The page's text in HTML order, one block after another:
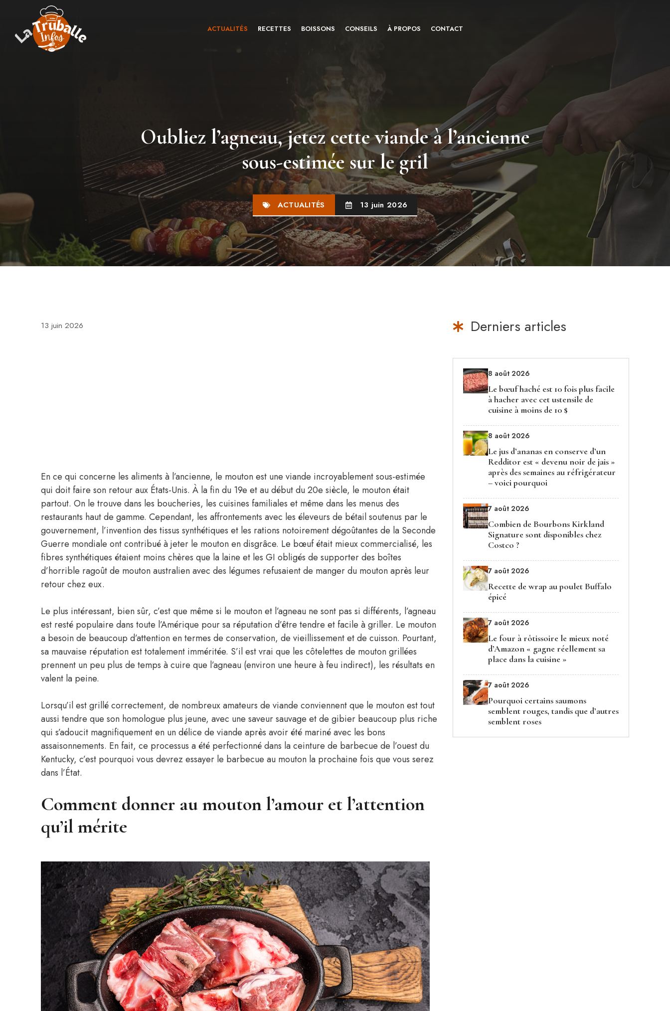
contenu
ACTUALITÉS RECETTES BOISSONS CONSEILS À PROPOS CONTACT
Oubliez l’agneau, jetez cette viande à l’ancienne
sous-estimée sur le gril
ACTUALITÉS 13 juin 2026
13 juin 2026
En ce qui concerne les aliments à l’ancienne, le mouton est une viande incroyablement sous-estimée
qui doit faire son retour aux États-Unis. À la fin du 19e et au début du 20e siècle, le mouton était
partout. On le trouve dans les boucheries, les cuisines familiales et même dans les menus des
restaurants haut de gamme. Cependant, les affrontements avec les éleveurs de bétail soutenus par le
gouvernement, l’invention des tissus synthétiques et les rations notoirement dégoûtantes de la Seconde
Guerre mondiale ont contribué à jeter le mouton en disgrâce. Le bœuf était mieux commercialisé, les
fibres synthétiques étaient moins chères que la laine et les GI obligés de supporter des boîtes
d’horrible ragoût de mouton australien avec des légumes refusaient de manger du mouton après leur
retour chez eux.
Le plus intéressant, bien sûr, c’est que même si le mouton et l’agneau ne sont pas si différents, l’agneau
est resté populaire dans toute l’Amérique pour sa réputation d’être tendre et facile à griller. Le mouton
a besoin de beaucoup d’attention en termes de conservation, de vieillissement et de cuisson. Pourtant,
sa mauvaise réputation est totalement imméritée. S’il est vrai que les côtelettes de mouton grillées
prennent un peu plus de temps à cuire que l’agneau (environ une heure à feu indirect), les résultats en
valent la peine.
Lorsqu’il est grillé correctement, de nombreux amateurs de viande conviennent que le mouton est tout
aussi tendre que son homologue plus jeune, avec une saveur sauvage et de gibier beaucoup plus riche
qui s’adoucit magnifiquement en un délice de viande après avoir été mariné avec les bons
assaisonnements. En fait, ce processus a été perfectionné dans la ceinture de barbecue de l’ouest du
Kentucky, c’est pourquoi vous devrez essayer le barbecue au mouton la prochaine fois que vous serez
dans l’État.
Comment donner au mouton l’amour et l’attention
qu’il mérite
Derniers articles
8 août 2026
Le bœuf haché est 10 fois plus facile
à hacher avec cet ustensile de
cuisine à moins de 10 $
8 août 2026
Le jus d’ananas en conserve d’un
Redditor est « devenu noir de jais »
après des semaines au réfrigérateur
– voici pourquoi
7 août 2026
Combien de Bourbons Kirkland
Signature sont disponibles chez
Costco ?
7 août 2026
Recette de wrap au poulet Buffalo
épicé
7 août 2026
Le four à rôtissoire le mieux noté
d’Amazon « gagne réellement sa
place dans la cuisine »
7 août 2026
Pourquoi certains saumons
semblent rouges, tandis que d’autres
semblent roses